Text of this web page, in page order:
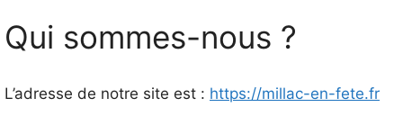
Qui sommes-nous ?
L’adresse de notre site est : https://millac-en-fete.fr